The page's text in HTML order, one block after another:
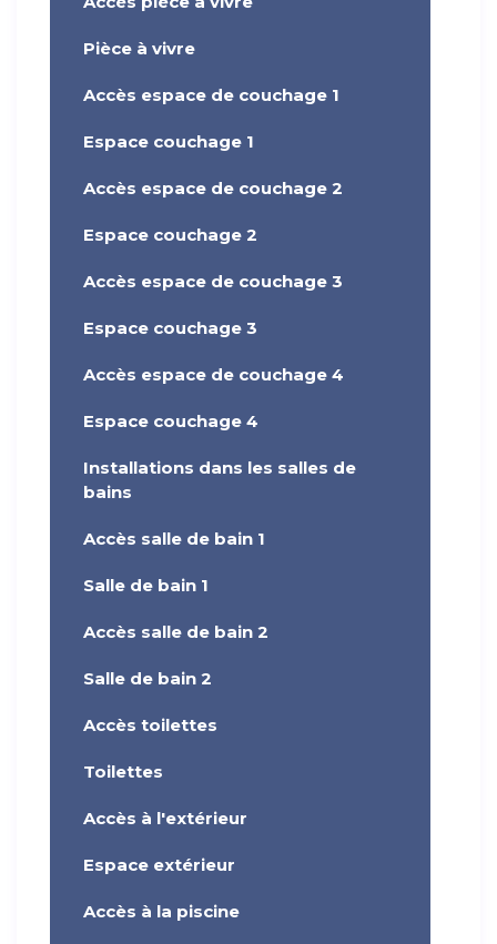
Pièce à vivre
Accès espace de couchage 1
Espace couchage 1
Accès espace de couchage 2
Espace couchage 2
Accès espace de couchage 3
Espace couchage 3
Accès espace de couchage 4
Espace couchage 4
Installations dans les salles de
bains
Accès salle de bain 1
Salle de bain 1
Accès salle de bain 2
Salle de bain 2
Accès toilettes
Toilettes
Accès à l'extérieur
Espace extérieur
Accès à la piscine